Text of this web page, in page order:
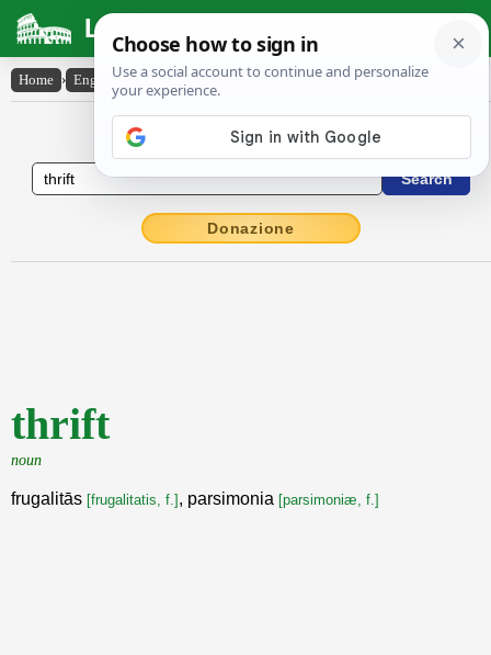
Latin Dictionary
Home › English-Latin › thrift
English to Latin Dictionary
Donazione
thrift
noun
frugalitās [frugalitatis, f.] , parsimonia [parsimoniæ, f.]